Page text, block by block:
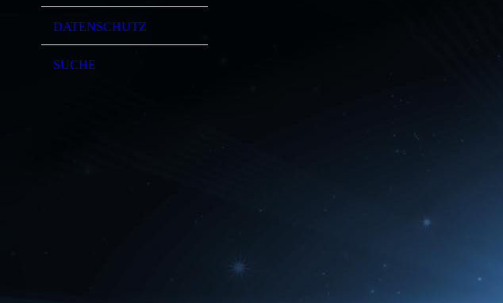
DATENSCHUTZ
SUCHE